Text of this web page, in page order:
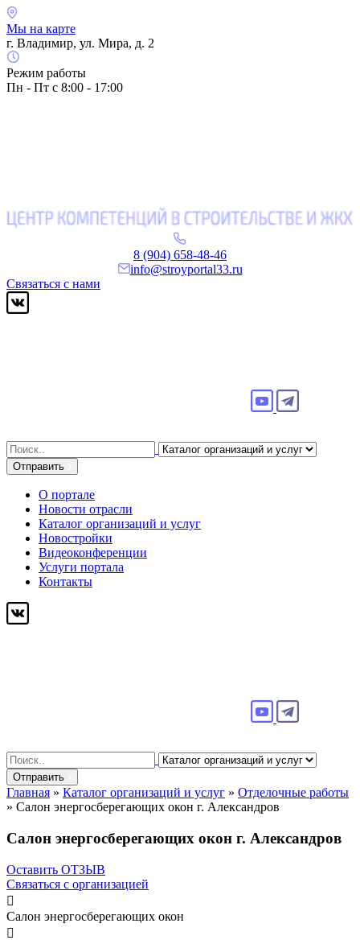
Мы на карте
г. Владимир, ул. Мира, д. 2
Режим работы
Пн - Пт с 8:00 - 17:00
8 (904) 658-48-46
info@stroyportal33.ru
Связаться с нами
Search
for:
Отправить
О портале
Новости отрасли
Каталог организаций и услуг
Новостройки
Видеоконференции
Услуги портала
Контакты
Search
for:
Отправить
Главная » Каталог организаций и услуг » Отделочные работы
» Салон энергосберегающих окон г. Александров
Салон энергосберегающих окон г. Александров
Оставить ОТЗЫВ
Связаться с организацией

Салон энергосберегающих окон
